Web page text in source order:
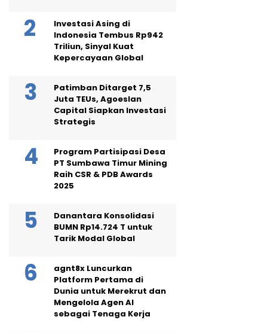
Investasi Asing di
Indonesia Tembus Rp942
Triliun, Sinyal Kuat
Kepercayaan Global
Patimban Ditarget 7,5
Juta TEUs, Agoeslan
Capital Siapkan Investasi
Strategis
Program Partisipasi Desa
PT Sumbawa Timur Mining
Raih CSR & PDB Awards
2025
Danantara Konsolidasi
BUMN Rp14.724 T untuk
Tarik Modal Global
agnt8x Luncurkan
Platform Pertama di
Dunia untuk Merekrut dan
Mengelola Agen AI
sebagai Tenaga Kerja